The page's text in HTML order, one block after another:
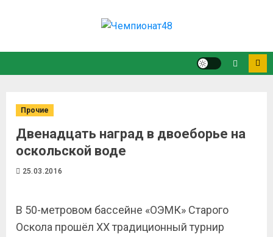
Прочие
Двенадцать наград в двоеборье на
оскольской воде
25.03.2016
В 50-метровом бассейне «ОЭМК» Старого
Оскола прошёл XX традиционный турнир